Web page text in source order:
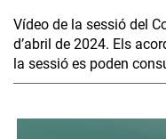
Vídeo de la sessió del
d’abril de 2024. Els
la sessió es poden